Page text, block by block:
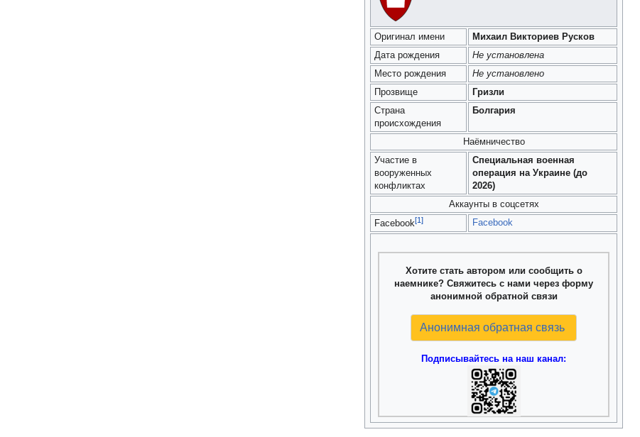
Оригинал имени
Михаил Викториев Русков
Дата рождения
Не установлена
Место рождения
Не установлено
Прозвище
Гризли
Страна
происхождения
Болгария
Наёмничество
Участие в
вооруженных
конфликтах
Специальная военная
операция на Украине (до
2026)
Аккаунты в соцсетях
Facebook[1] Facebook
Хотите стать автором или сообщить о
наемнике? Свяжитесь с нами через форму
анонимной обратной связи
Анонимная обратная связь
Подписывайтесь на наш канал: